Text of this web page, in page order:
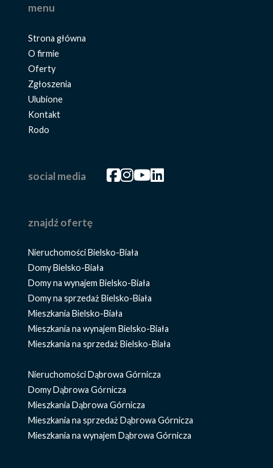
menu
Strona główna
O firmie
Oferty
Zgłoszenia
Ulubione
Kontakt
Rodo
social media Facebook
Facebook
Facebook
Facebook
znajdź ofertę
Nieruchomości Bielsko-Biała
Domy Bielsko-Biała
Domy na wynajem Bielsko-Biała
Domy na sprzedaż Bielsko-Biała
Mieszkania Bielsko-Biała
Mieszkania na wynajem Bielsko-Biała
Mieszkania na sprzedaż Bielsko-Biała
Nieruchomości Dąbrowa Górnicza
Domy Dąbrowa Górnicza
Mieszkania Dąbrowa Górnicza
Mieszkania na sprzedaż Dąbrowa Górnicza
Mieszkania na wynajem Dąbrowa Górnicza